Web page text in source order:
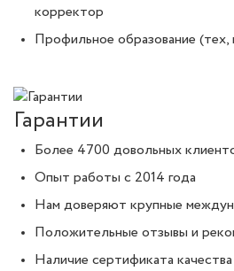
корректор
Профильное образование
Гарантии
Более 4700 довольных
Опыт работы с 2014 года
Нам доверяют крупные
Положительные отзывы и
Наличие сертификата